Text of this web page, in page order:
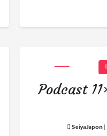
Podcast
SeiyaJapon|